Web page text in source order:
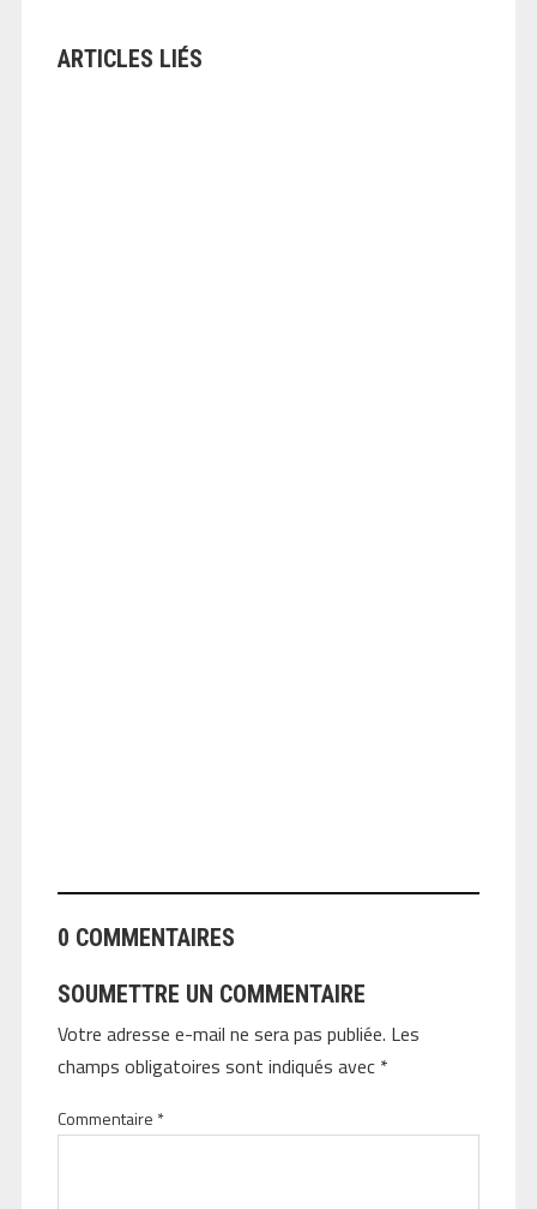
ARTICLES LIÉS
0 COMMENTAIRES
SOUMETTRE UN COMMENTAIRE
Votre adresse e-mail ne sera pas publiée. Les
champs obligatoires sont indiqués avec *
Commentaire *